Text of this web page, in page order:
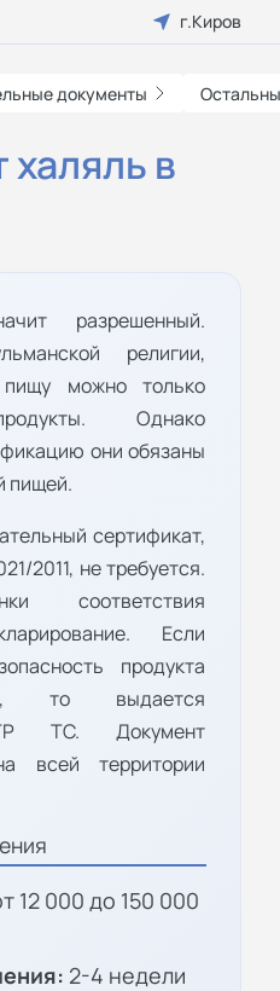
г.Киров
документы
в
разрешенный.
религии,
можно только
Однако
они обязаны
пищей.
сертификат,
2011, не требуется.
соответствия
Если
продукта
то выдается
ТС. Документ
всей территории
12 000 до 150 000
2-4 недели